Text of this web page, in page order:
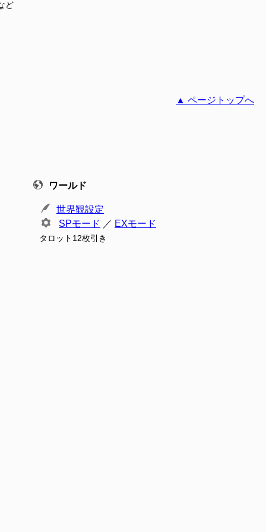
ど
▲ ページトップへ
ワールド
世界観設定
SPモード ／ EXモード
タロット12枚引き